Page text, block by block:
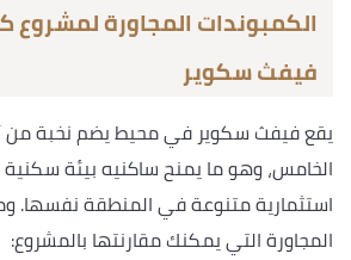
الكمبوندات المجاورة لمشروع
فيفث سكوير
يقع فيفث سكوير في محيط يضم نخبة من
الخامس، وهو ما يمنح ساكنيه بيئة سكنية
استثمارية متنوعة في المنطقة نفسها.
المجاورة التي يمكنك مقارنتها بالمشروع: